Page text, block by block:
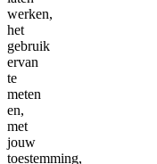
werken,
het
gebruik
ervan
te
meten
en,
met
jouw
toestemming,